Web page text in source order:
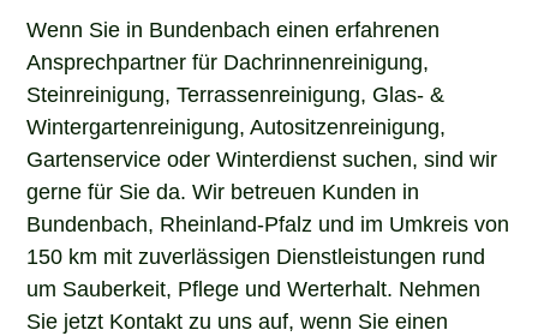
Wenn Sie in Bundenbach einen erfahrenen
Ansprechpartner für Dachrinnenreinigung,
Steinreinigung, Terrassenreinigung, Glas- &
Wintergartenreinigung, Autositzenreinigung,
Gartenservice oder Winterdienst suchen, sind wir
gerne für Sie da. Wir betreuen Kunden in
Bundenbach, Rheinland-Pfalz und im Umkreis von
150 km mit zuverlässigen Dienstleistungen rund
um Sauberkeit, Pflege und Werterhalt. Nehmen
Sie jetzt Kontakt zu uns auf, wenn Sie einen